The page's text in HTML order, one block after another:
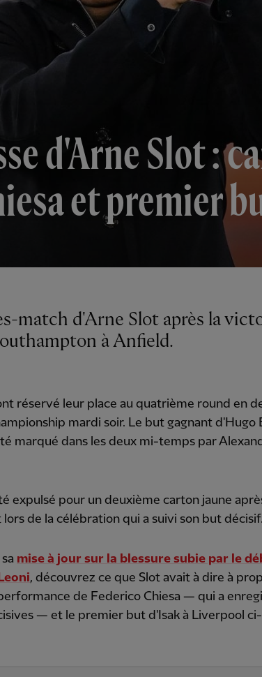
d'Arne Slot :
et premier
à Anfield.
réservé leur place au quatrième round en
mardi soir. Le but gagnant d'Hugo
marqué dans les deux mi-temps par
expulsé pour un deuxième carton jaune
lors de la célébration qui a suivi son but décisif.
mise à jour sur la blessure subie par le
, découvrez ce que Slot avait à dire à
de Federico Chiesa — qui a
— et le premier but d'Isak à Liverpool ci-